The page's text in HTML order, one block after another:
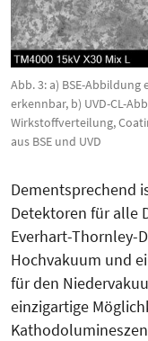
Abb. 3: a) BSE-
erkennbar, b) UVD-CL-
Wirkstoffverteilung,
aus BSE und UVD
Dementsprechend
Detektoren für alle
Everhart-Thornley-
Hochvakuum und
für den
einzigartige